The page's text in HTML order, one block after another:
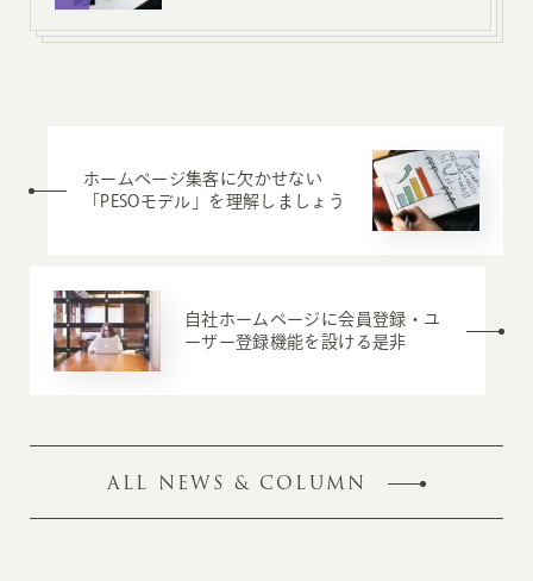
ホームページ集客に欠かせない
「PESOモデル」を理解しましょう
自社ホームページに会員登録・ユ
ーザー登録機能を設ける是非
ALL NEWS & COLUMN